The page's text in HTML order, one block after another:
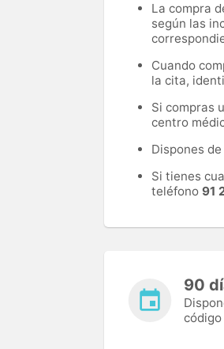
La compra
según las
Cuando
la cita,
Si compras
centro
Dispones
Si tienes
teléfono 91
90
código